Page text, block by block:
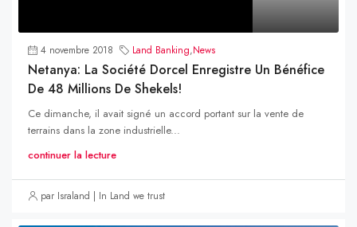
4 novembre 2018 Land Banking,News
Netanya: La Société Dorcel Enregistre Un Bénéfice
De 48 Millions De Shekels!
Ce dimanche, il avait signé un accord portant sur la vente de
terrains dans la zone industrielle...
continuer la lecture
par Israland | In Land we trust